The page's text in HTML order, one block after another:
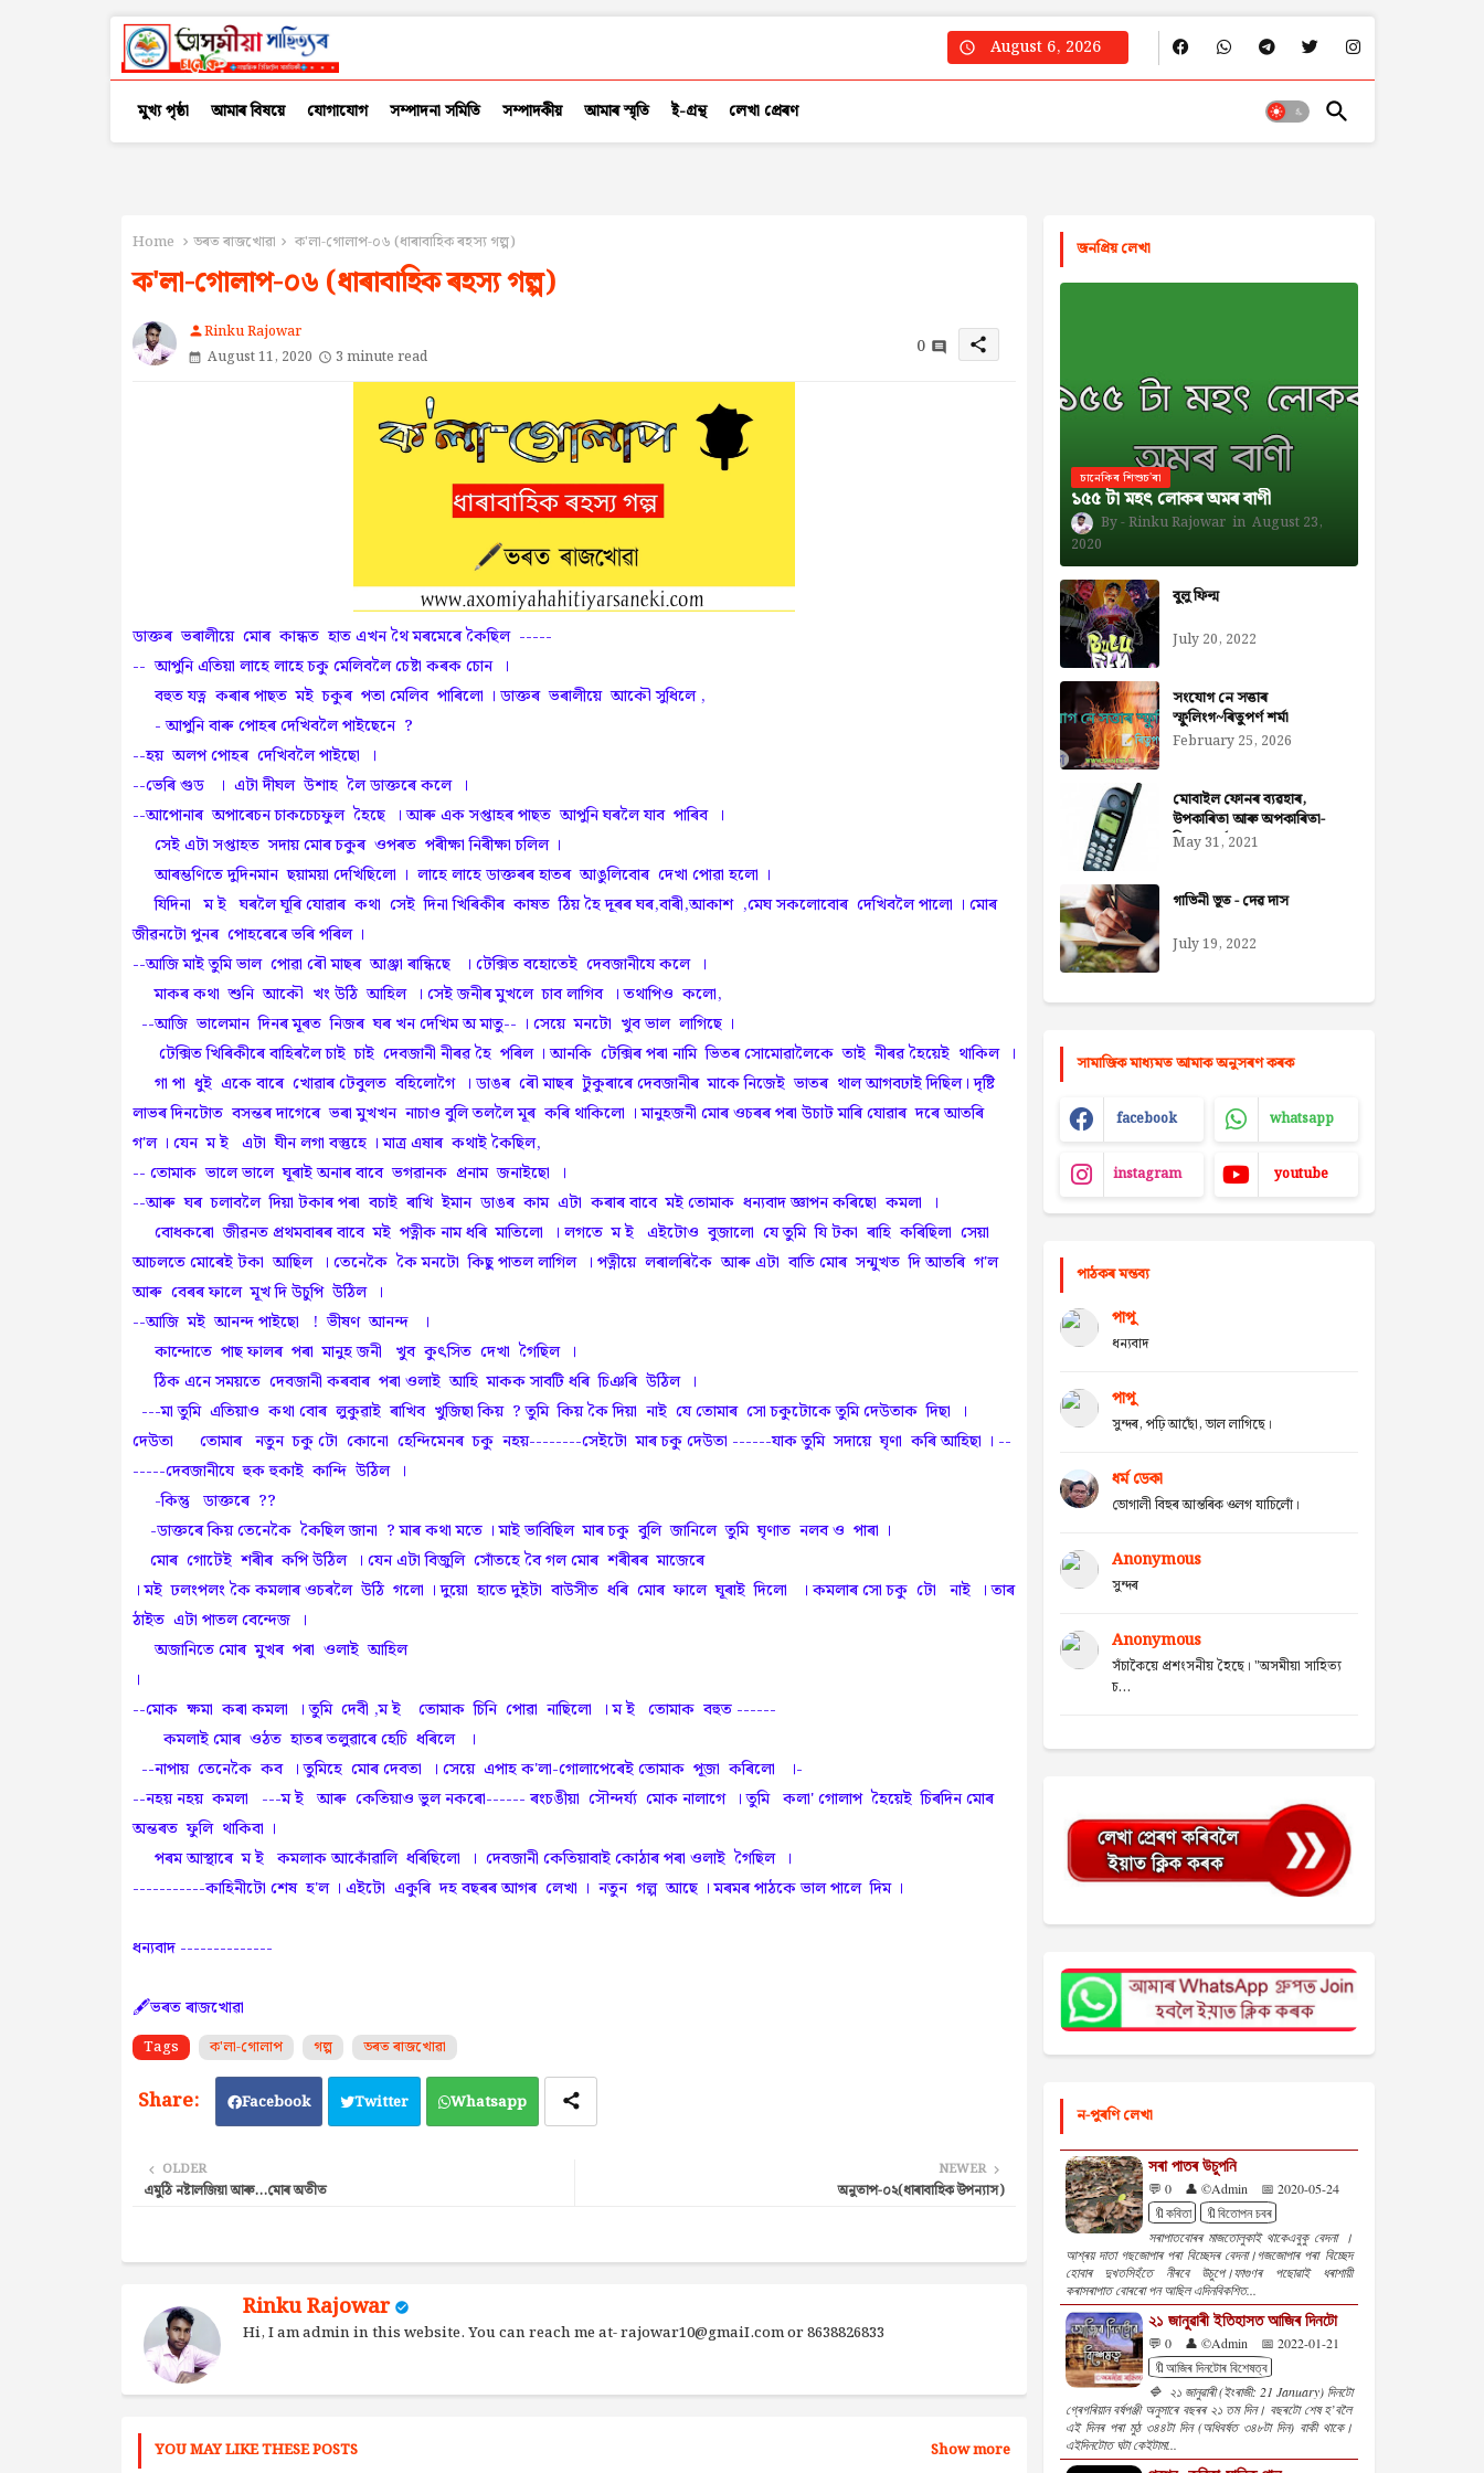
August 6, 2026
মুখ্য পৃষ্ঠা আমাৰ বিষয়ে যোগাযোগ সম্পাদনা সমিতি সম্পাদকীয় আমাৰ স্মৃতি ই-গ্ৰন্থ লেখা প্ৰেৰণ
Home ভৰত ৰাজখোৱা ক'লা-গোলাপ-০৬ (ধাৰাবাহিক ৰহস্য গল্প)
ক'লা-গোলাপ-০৬ (ধাৰাবাহিক ৰহস্য গল্প)
personRinku Rajowar
August 11, 2020
3 minute read 0 share
ডাক্তৰ ভৰালীয়ে মোৰ কান্ধত হাত এখন থৈ মৰমেৰে কৈছিল -----
-- আপুনি এতিয়া লাহে লাহে চকু মেলিবলৈ চেষ্টা কৰক চোন ।
বহুত যত্ন কৰাৰ পাছত মই চকুৰ পতা মেলিব পাৰিলো । ডাক্তৰ ভৰালীয়ে আকৌ সুধিলে ,
- আপুনি বাৰু পোহৰ দেখিবলৈ পাইছেনে ?
--হয় অলপ পোহৰ দেখিবলৈ পাইছো ।
--ভেৰি গুড । এটা দীঘল উশাহ লৈ ডাক্তৰে কলে ।
--আপোনাৰ অপাৰেচন চাকচেচফুল হৈছে । আৰু এক সপ্তাহৰ পাছত আপুনি ঘৰলৈ যাব পাৰিব ।
সেই এটা সপ্তাহত সদায় মোৰ চকুৰ ওপৰত পৰীক্ষা নিৰীক্ষা চলিল ।
আৰম্ভণিতে দুদিনমান ছয়াময়া দেখিছিলো । লাহে লাহে ডাক্তৰৰ হাতৰ আঙুলিবোৰ দেখা পোৱা হলো ।
যিদিনা ম ই ঘৰলৈ ঘূৰি যোৱাৰ কথা সেই দিনা খিৰিকীৰ কাষত ঠিয় হৈ দূৰৰ ঘৰ,বাৰী,আকাশ ,মেঘ সকলোবোৰ দেখিবলৈ পালো । মোৰ
জীৱনটো পুনৰ পোহৰেৰে ভৰি পৰিল ।
--আজি মাই তুমি ভাল পোৱা ৰৌ মাছৰ আঞ্জা ৰান্ধিছে । টেক্সিত বহোতেই দেবজানীযে কলে ।
মাকৰ কথা শুনি আকৌ খং উঠি আহিল । সেই জনীৰ মুখলে চাব লাগিব । তথাপিও কলো,
--আজি ভালেমান দিনৰ মূৰত নিজৰ ঘৰ খন দেখিম অ মাতু-- । সেয়ে মনটো খুব ভাল লাগিছে ।
টেক্সিত খিৰিকীৰে বাহিৰলৈ চাই চাই দেবজানী নীৰৱ হৈ পৰিল । আনকি টেক্সিৰ পৰা নামি ভিতৰ সোমোৱালৈকে তাই নীৰৱ হৈয়েই থাকিল ।
গা পা ধুই একে বাৰে খোৱাৰ টেবুলত বহিলোগৈ । ডাঙৰ ৰৌ মাছৰ টুকুৰাৰে দেবজানীৰ মাকে নিজেই ভাতৰ থাল আগবঢাই দিছিল। দৃষ্টি
লাভৰ দিনটোত বসন্তৰ দাগেৰে ভৰা মুখখন নাচাও বুলি তললৈ মূৰ কৰি থাকিলো । মানুহজনী মোৰ ওচৰৰ পৰা উচাট মাৰি যোৱাৰ দৰে আতৰি
গ'ল । যেন ম ই এটা ঘীন লগা বস্তুহে । মাত্ৰ এষাৰ কথাই কৈছিল,
-- তোমাক ভালে ভালে ঘূৰাই অনাৰ বাবে ভগৱানক প্ৰনাম জনাইছো ।
--আৰু ঘৰ চলাবলৈ দিয়া টকাৰ পৰা বচাই ৰাখি ইমান ডাঙৰ কাম এটা কৰাৰ বাবে মই তোমাক ধন্যবাদ জ্ঞাপন কৰিছো কমলা ।
বোধকৰো জীৱনত প্ৰথমবাৰৰ বাবে মই পত্নীক নাম ধৰি মাতিলো । লগতে ম ই এইটোও বুজালো যে তুমি যি টকা ৰাহি কৰিছিলা সেয়া
আচলতে মোৰেই টকা আছিল । তেনেকৈ কৈ মনটো কিছু পাতল লাগিল । পত্নীয়ে লৰালৰিকৈ আৰু এটা বাতি মোৰ সন্মুখত দি আতৰি গ'ল
আৰু বেৰৰ ফালে মূখ দি উচুপি উঠিল ।
--আজি মই আনন্দ পাইছো ! ভীষণ আনন্দ ।
কান্দোতে পাছ ফালৰ পৰা মানুহ জনী খুব কুৎসিত দেখা গৈছিল ।
ঠিক এনে সময়তে দেবজানী কৰবাৰ পৰা ওলাই আহি মাকক সাবটি ধৰি চিঞৰি উঠিল ।
---মা তুমি এতিয়াও কথা বোৰ লুকুৱাই ৰাখিব খুজিছা কিয় ? তুমি কিয় কৈ দিয়া নাই যে তোমাৰ সো চকুটোকে তুমি দেউতাক দিছা ।
দেউতা তোমাৰ নতুন চকু টো কোনো হেন্দিমেনৰ চকু নহয়--------সেইটো মাৰ চকু দেউতা ------যাক তুমি সদায়ে ঘৃণা কৰি আহিছা । --
-----দেবজানীযে হুক হুকাই কান্দি উঠিল ।
-কিন্তু ডাক্তৰে ??
-ডাক্তৰে কিয় তেনেকৈ কৈছিল জানা ? মাৰ কথা মতে । মাই ভাবিছিল মাৰ চকু বুলি জানিলে তুমি ঘৃণাত নলব ও পাৰা ।
মোৰ গোটেই শৰীৰ কপি উঠিল । যেন এটা বিজুলি সোঁতহে বৈ গল মোৰ শৰীৰৰ মাজেৰে
। মই ঢলংপলং কৈ কমলাৰ ওচৰলৈ উঠি গলো । দুয়ো হাতে দুইটা বাউসীত ধৰি মোৰ ফালে ঘূৰাই দিলো । কমলাৰ সো চকু টো নাই । তাৰ
ঠাইত এটা পাতল বেন্দেজ ।
অজানিতে মোৰ মুখৰ পৰা ওলাই আহিল
।
--মোক ক্ষমা কৰা কমলা । তুমি দেবী ,ম ই তোমাক চিনি পোৱা নাছিলো । ম ই তোমাক বহুত ------
কমলাই মোৰ ওঠত হাতৰ তলুৱাৰে হেচি ধৰিলে ।
--নাপায় তেনেকৈ কব । তুমিহে মোৰ দেবতা । সেয়ে এপাহ ক'লা-গোলাপেৰেই তোমাক পূজা কৰিলো ।-
--নহয় নহয় কমলা ---ম ই আৰু কেতিয়াও ভুল নকৰো------ ৰংচঙীয়া সৌন্দৰ্য্য মোক নালাগে । তুমি কলা' গোলাপ হৈয়েই চিৰদিন মোৰ
অন্তৰত ফুলি থাকিবা ।
পৰম আস্থাৰে ম ই কমলাক আকোঁৱালি ধৰিছিলো । দেবজানী কেতিয়াবাই কোঠাৰ পৰা ওলাই গৈছিল ।
-----------কাহিনীটো শেষ হ'ল । এইটো একুৰি দহ বছৰৰ আগৰ লেখা । নতুন গল্প আছে । মৰমৰ পাঠকে ভাল পালে দিম ।
ধন্যবাদ --------------
🖋️ভৰত ৰাজখোৱা
Tags ক'লা-গোলাপ গল্প ভৰত ৰাজখোৱা
Facebook Twitter Whatsapp
NEWER
অনুতাপ-০২(ধাৰাবাহিক উপন্যাস)
OLDER
এমুঠি নষ্টালজিয়া আৰু...মোৰ অতীত
Rinku Rajowar
Hi, I am admin in this website. You can reach me at- rajowar10@gmaiI.com or 8638826833
YOU MAY LIKE THESE POSTS Show more
জনপ্রিয় লেখা
চানেকিৰ শিশুচ'ৰা
১৫৫ টা মহৎ লোকৰ অমৰ বাণী
Rinku Rajowar
August 23,
2020
বুলু ফিল্ম
July 20, 2022
সংযোগ নে সত্তাৰ
স্ফুলিংগ~ৰিতুপৰ্ণ শৰ্মা
February 25, 2026
মোবাইল ফোনৰ ব্যৱহাৰ,
উপকাৰিতা আৰু অপকাৰিতা-
নিজৰা বৰ্মন ডেকা
May 31, 2021
গাভিনী ভূত - দেৱ দাস
July 19, 2022
সামাজিক মাধ্যমত আমাক অনুসৰণ কৰক
facebook whatsapp
instagram youtube
পাঠকৰ মন্তব্য
পাপু
ধন্যবাদ
পাপু
সুন্দৰ, পঢ়ি আছোঁ, ভাল লাগিছে।
ধৰ্ম ডেকা
ভোগালী বিহুৰ আন্তৰিক ওলগ যাচিলোঁ।
Anonymous
সুন্দৰ
Anonymous
সঁচাকৈয়ে প্ৰশংসনীয় হৈছে। "অসমীয়া সাহিত্য
চ...
ন-পুৰণি লেখা
সৰা পাতৰ উচুপনি
💬 0 👤 ©Admin
📅 2020-05-24
🔖কবিতা
🔖বিতোপন চবৰ
সৰাপাতবোৰৰ মাজতোলুকাই থাকেএবুকু বেদনা ।
আশ্ৰয় দাতা গছজোপাৰ পৰা বিচ্ছেদৰ বেদনা।গজজোপাৰ পৰা বিচ্ছেদ
হোবাৰ দুখতসিহঁতে নীৰবে উচুপে।ফাগুণৰ পছোৱাই ধৰাশায়ী
কৰাসৰাপাত বোৰৰো পন আছিল এদিনবিকশিত...
২১ জানুৱাৰী ইতিহাসত আজিৰ দিনটো
💬 0 👤 ©Admin
📅 2022-01-21
🔖আজিৰ দিনটোৰ বিশেষত্ব
🔷 ২১ জানুৱাৰী (ইংৰাজী: 21 January) দিনটো
গ্ৰেগৰিয়ান বৰ্ষপঞ্জী অনুসাৰে বছৰৰ ২১ তম দিন। বছৰটো শেষ হ’বলৈ
এই দিনৰ পৰা মুঠ ৩৪৪টা দিন (অধিবৰ্ষত ৩৪৮টা দিন) বাকী থাকে।
এইদিনটোত ঘটা কেইটামা...